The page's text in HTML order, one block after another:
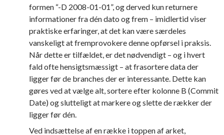
formen “-D 2008-01-01”, og derved kun returnere
informationer fra dén dato og frem – imidlertid viser
praktiske erfaringer, at det kan være særdeles
vanskeligt at fremprovokere denne opførsel i praksis.
Når dette er tilfældet, er det nødvendigt – og i hvert
fald ofte hensigtsmæssigt – at frasortere data der
ligger før de branches der er interessante. Dette kan
gøres ved at vælge alt, sortere efter kolonne B (Commit
Date) og slutteligt at markere og slette de rækker der
ligger før dén.
Ved indsættelse af en række i toppen af arket,